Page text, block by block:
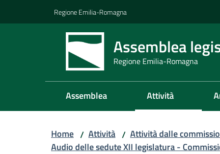
Regione Emilia-Romagna
Assemblea
Regione Emilia-Romagna
Assemblea Attività
Home / Attività / Attività dalle
Audio delle sedute XII legislatura -